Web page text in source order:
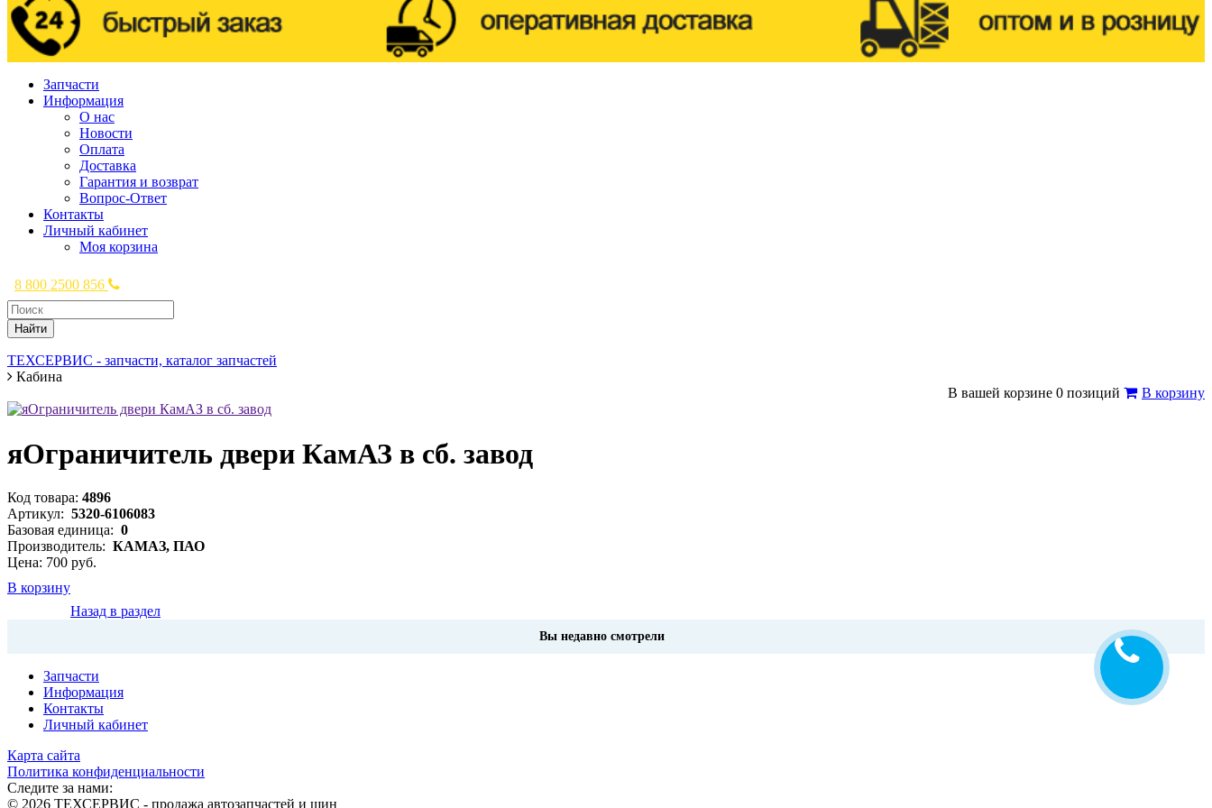
Запчасти
Информация
О нас
Новости
Оплата
Доставка
Гарантия и возврат
Вопрос-Ответ
Контакты
Личный кабинет
Моя корзина
8 800 2500 856
Найти
ТЕХСЕРВИС - запчасти, каталог запчастей
Кабина
В вашей корзине 0 позиций
В корзину
яОграничитель двери КамАЗ в сб. завод
Код товара: 4896
Артикул: 5320-6106083
Базовая единица: 0
Производитель: КАМАЗ, ПАО
Цена: 700 руб.
В корзину
Назад в раздел
Вы недавно смотрели
Запчасти
Информация
Контакты
Личный кабинет
Карта сайта
Политика конфиденциальности
Следите за нами:
© 2026 ТЕХСЕРВИС - продажа автозапчастей и шин